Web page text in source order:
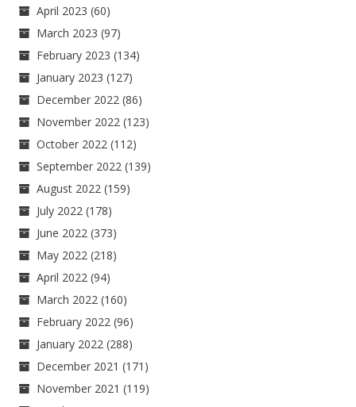
April 2023 (60)
March 2023 (97)
February 2023 (134)
January 2023 (127)
December 2022 (86)
November 2022 (123)
October 2022 (112)
September 2022 (139)
August 2022 (159)
July 2022 (178)
June 2022 (373)
May 2022 (218)
April 2022 (94)
March 2022 (160)
February 2022 (96)
January 2022 (288)
December 2021 (171)
November 2021 (119)